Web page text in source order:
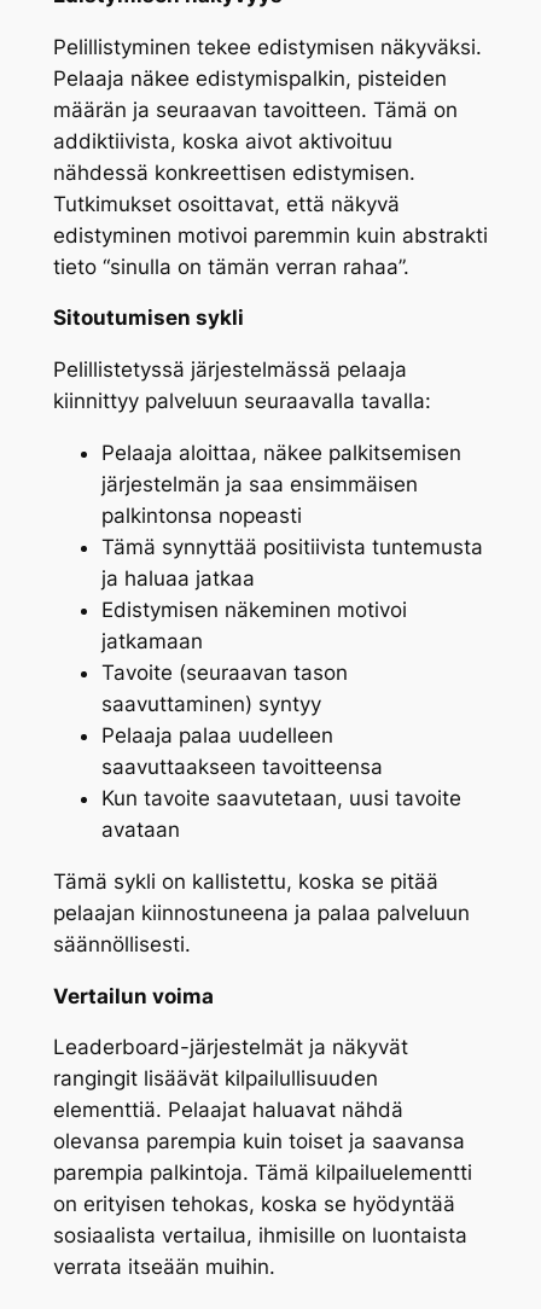
Pelillistyminen tekee edistymisen näkyväksi.
Pelaaja näkee edistymispalkin, pisteiden
määrän ja seuraavan tavoitteen. Tämä on
addiktiivista, koska aivot aktivoituu
nähdessä konkreettisen edistymisen.
Tutkimukset osoittavat, että näkyvä
edistyminen motivoi paremmin kuin abstrakti
tieto “sinulla on tämän verran rahaa”.
Sitoutumisen sykli
Pelillistetyssä järjestelmässä pelaaja
kiinnittyy palveluun seuraavalla tavalla:
Pelaaja aloittaa, näkee palkitsemisen
järjestelmän ja saa ensimmäisen
palkintonsa nopeasti
Tämä synnyttää positiivista tuntemusta
ja haluaa jatkaa
Edistymisen näkeminen motivoi
jatkamaan
Tavoite (seuraavan tason
saavuttaminen) syntyy
Pelaaja palaa uudelleen
saavuttaakseen tavoitteensa
Kun tavoite saavutetaan, uusi tavoite
avataan
Tämä sykli on kallistettu, koska se pitää
pelaajan kiinnostuneena ja palaa palveluun
säännöllisesti.
Vertailun voima
Leaderboard-järjestelmät ja näkyvät
rangingit lisäävät kilpailullisuuden
elementtiä. Pelaajat haluavat nähdä
olevansa parempia kuin toiset ja saavansa
parempia palkintoja. Tämä kilpailuelementti
on erityisen tehokas, koska se hyödyntää
sosiaalista vertailua, ihmisille on luontaista
verrata itseään muihin.